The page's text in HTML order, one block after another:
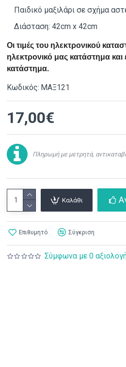
Παιδικό μαξιλάρι σε σχήμα
Διάσταση: 42cm x 42cm
Οι τιμές του ηλεκτρονικού
ηλεκτρονικό μας κατάστημα
κατάστημα.
Κωδικός: ΜΑΞ121
Σύμφωνα με 0
17,00€
Καλάθι
Επιθυμητό Σύγκριση
Πληρωμή με μετρητά,